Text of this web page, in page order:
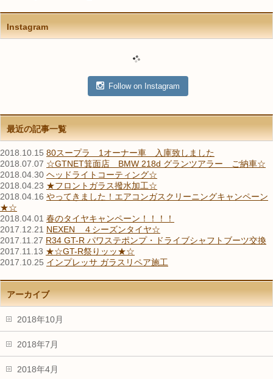
Instagram
Follow on Instagram
最近の記事一覧
2018.10.15 80スープラ 1オーナー車 入庫致しました
2018.07.07 ☆GTNET箕面店 BMW 218d グランツアラー ご納車☆
2018.04.30 ヘッドライトコーティング☆
2018.04.23 ★フロントガラス撥水加工☆
2018.04.16 やってきました！エアコンガスクリーニングキャンペーン
★☆
2018.04.01 春のタイヤキャンペーン！！！！
2017.12.21 NEXEN ４シーズンタイヤ☆
2017.11.27 R34 GT-R パワステポンプ・ドライブシャフトブーツ交換
2017.11.13 ★☆GT-R祭りッッ★☆
2017.10.25 インプレッサ ガラスリペア施工
アーカイブ
2018年10月
2018年7月
2018年4月